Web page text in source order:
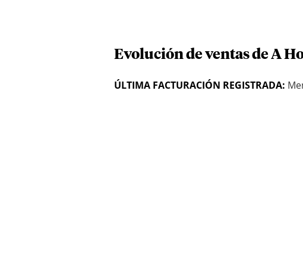
Evolución de ventas de A
ÚLTIMA FACTURACIÓN REGISTRADA: